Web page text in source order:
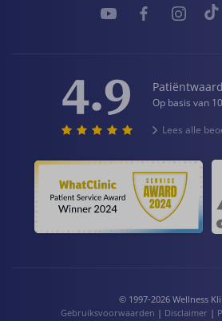
4.9
Op basis van
Lees alle
© 1997-2026 Wellness
Gebruiksvoorwaarden | Disclaimer |